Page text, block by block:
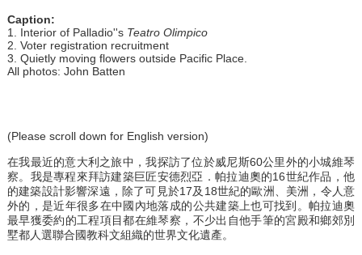
Caption:
1. Interior of Palladio''s Teatro Olimpico
2. Voter registration recruitment
3. Quietly moving flowers outside Pacific Place.
All photos: John Batten
(Please scroll down for English version)
在我最近的意大利之旅中，我探訪了位於威尼斯60公里外的小城維琴
察。我是專程來拜訪建築巨匠安德烈亞．帕拉迪奧的16世紀作品，他
的建築設計影響深遠，除了可見於17及18世紀的歐洲、美洲，令人意
外的，是近年很多在中國內地落成的公共建築上也可找到。帕拉迪奧
最早獲委約的工程項目都在維琴察，不少出自他手筆的宮殿和鄉郊別
墅都人選聯合國教科文組織的世界文化遺產。